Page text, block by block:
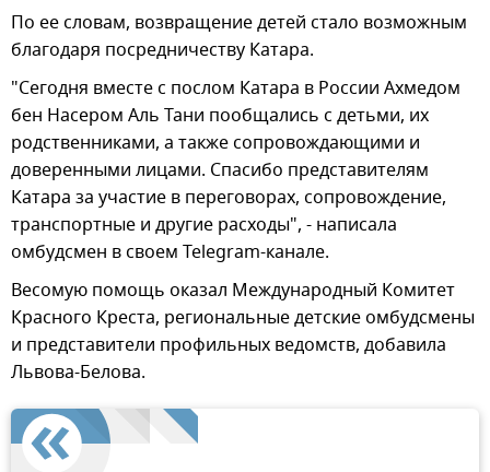
По ее словам, возвращение детей стало возможным
благодаря посредничеству Катара.
"Сегодня вместе с послом Катара в России Ахмедом
бен Насером Аль Тани пообщались с детьми, их
родственниками, а также сопровождающими и
доверенными лицами. Спасибо представителям
Катара за участие в переговорах, сопровождение,
транспортные и другие расходы", - написала
омбудсмен в своем Telegram-канале.
Весомую помощь оказал Международный Комитет
Красного Креста, региональные детские омбудсмены
и представители профильных ведомств, добавила
Львова-Белова.